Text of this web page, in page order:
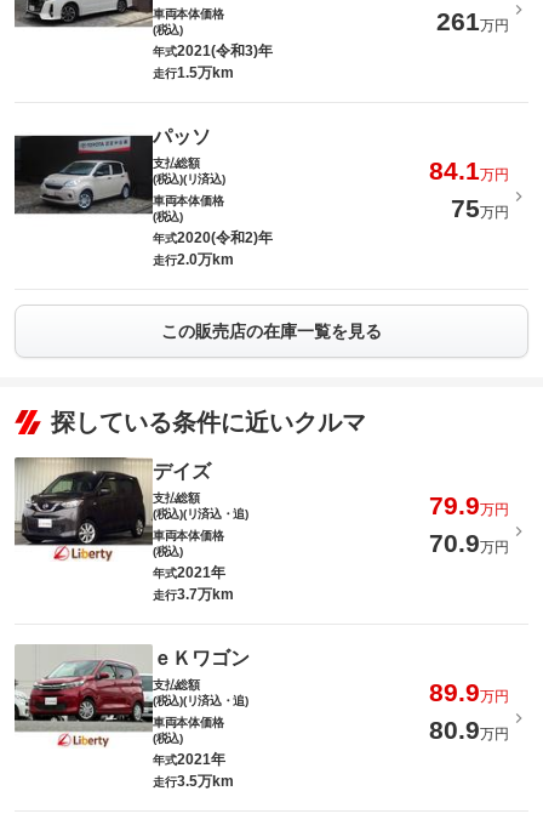
車両本体価格
(税込)
261万円
年式2021(令和3)年
走行1.5万km
パッソ
支払総額
(税込)(リ済込)
84.1万円
車両本体価格
(税込)
75万円
年式2020(令和2)年
走行2.0万km
この販売店の在庫一覧を見る
探している条件に近いクルマ
デイズ
支払総額
(税込)(リ済込・追)
79.9万円
車両本体価格
(税込)
70.9万円
年式2021年
走行3.7万km
ｅＫワゴン
支払総額
(税込)(リ済込・追)
89.9万円
車両本体価格
(税込)
80.9万円
年式2021年
走行3.5万km